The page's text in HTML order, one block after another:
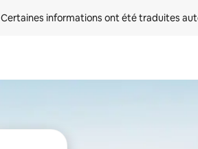
Certaines informations ont été traduites